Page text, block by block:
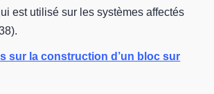
est utilisé sur les systèmes affectés
sur la construction d’un bloc sur